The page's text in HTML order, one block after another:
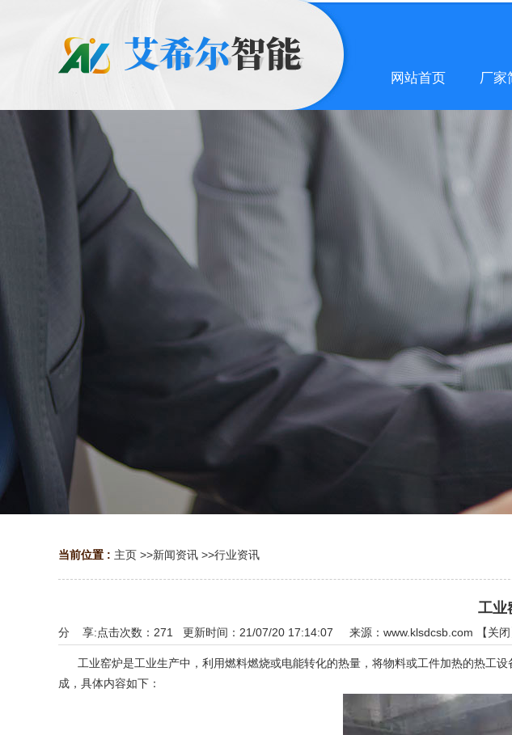
网站首页 厂家
当前位置 : 主页 >>新闻资讯 >>行业资讯
工业
点击次数： 271 更新时间：21/07/20 17:14:07 来源： www.klsdcsb.com 【关闭
分 享:
工业窑炉是工业生产中，利用燃料燃烧或电能转化的热量，将物料或工件加热的热工
成，具体内容如下：